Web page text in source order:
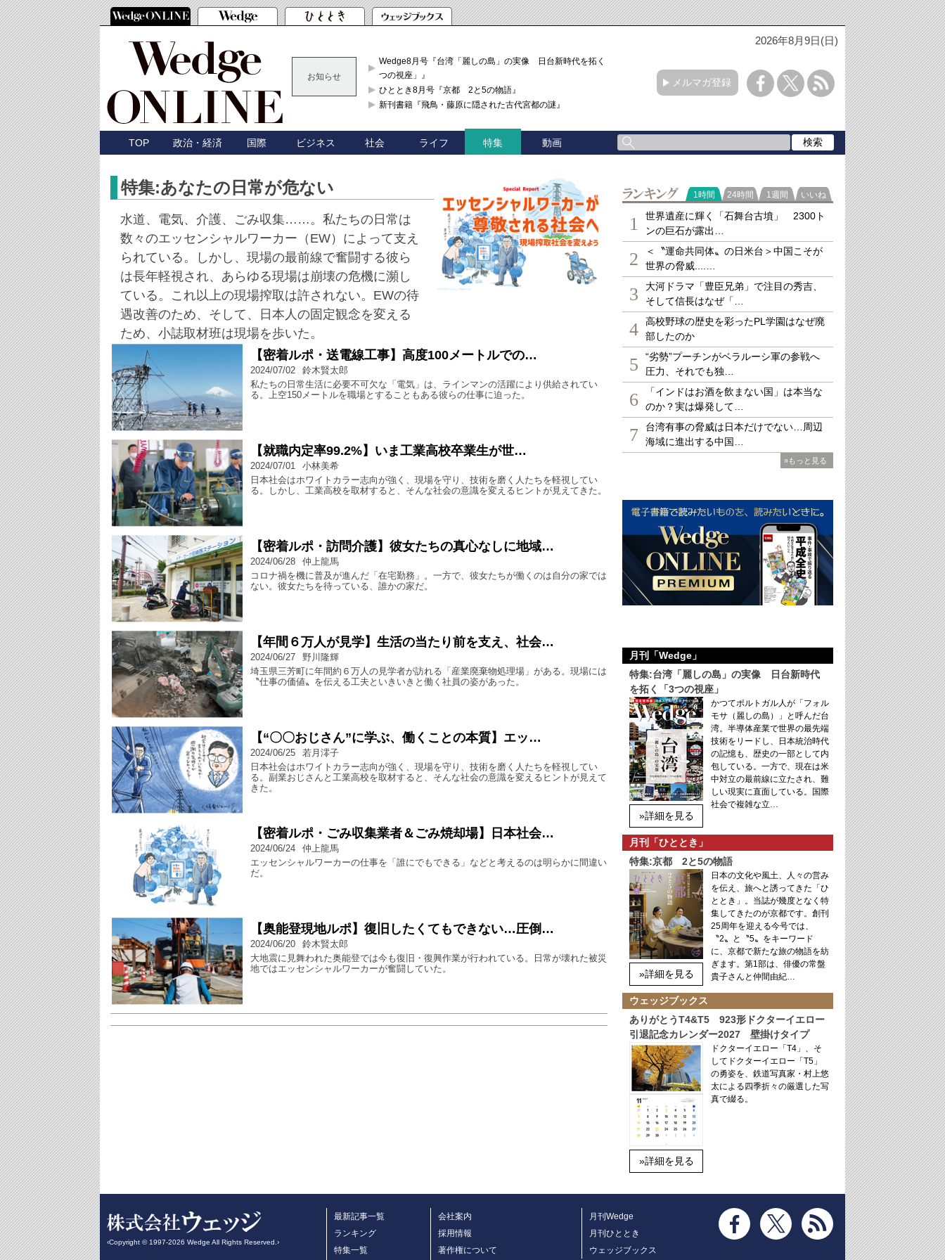
2026年8月9日(日)
お知らせ
Wedge8月号『台湾「麗しの島」の実像 日台新時代を拓く「3
つの視座」』
ひととき8月号『京都 2と5の物語』
新刊書籍『飛鳥・藤原に隠された古代宮都の謎』
メルマガ登録
TOP 政治・経済 国際 ビジネス 社会 ライフ 特集 動画
特集:あなたの日常が危ない
水道、電気、介護、ごみ収集……。私たちの日常は
数々のエッセンシャルワーカー（EW）によって支え
られている。しかし、現場の最前線で奮闘する彼ら
は長年軽視され、あらゆる現場は崩壊の危機に瀕し
ている。これ以上の現場搾取は許されない。EWの待
遇改善のため、そして、日本人の固定観念を変える
ため、小誌取材班は現場を歩いた。
【密着ルポ・送電線工事】高度100メートルでの…
2024/07/02
鈴木賢太郎
私たちの日常生活に必要不可欠な「電気」は、ラインマンの活躍により供給されてい
る。上空150メートルを職場とすることもある彼らの仕事に迫った。
【就職内定率99.2%】いま工業高校卒業生が世…
2024/07/01
小林美希
日本社会はホワイトカラー志向が強く、現場を守り、技術を磨く人たちを軽視してい
る。しかし、工業高校を取材すると、そんな社会の意識を変えるヒントが見えてきた。
【密着ルポ・訪問介護】彼女たちの真心なしに地域…
2024/06/28
仲上龍馬
コロナ禍を機に普及が進んだ「在宅勤務」。一方で、彼女たちが働くのは自分の家では
ない。彼女たちを待っている、誰かの家だ。
【年間６万人が見学】生活の当たり前を支え、社会…
2024/06/27
野川隆輝
埼玉県三芳町に年間約６万人の見学者が訪れる「産業廃棄物処理場」がある。現場には
〝仕事の価値〟を伝える工夫といきいきと働く社員の姿があった。
【“〇〇おじさん”に学ぶ、働くことの本質】エッ…
2024/06/25
若月澪子
日本社会はホワイトカラー志向が強く、現場を守り、技術を磨く人たちを軽視してい
る。副業おじさんと工業高校を取材すると、そんな社会の意識を変えるヒントが見えて
きた。
【密着ルポ・ごみ収集業者＆ごみ焼却場】日本社会…
2024/06/24
仲上龍馬
エッセンシャルワーカーの仕事を「誰にでもできる」などと考えるのは明らかに間違い
だ。
【奥能登現地ルポ】復旧したくてもできない…圧倒…
2024/06/20
鈴木賢太郎
大地震に見舞われた奥能登では今も復旧・復興作業が行われている。日常が壊れた被災
地ではエッセンシャルワーカーが奮闘していた。
ランキング
1時間 24時間 1週間 いいね
1
世界遺産に輝く「石舞台古墳」 2300ト
ンの巨石が露出…
2
＜〝運命共同体〟の日米台＞中国こそが
世界の脅威....…
3
大河ドラマ「豊臣兄弟」で注目の秀吉、
そして信長はなぜ「…
4
高校野球の歴史を彩ったPL学園はなぜ廃
部したのか
5
“劣勢”プーチンがベラルーシ軍の参戦へ
圧力、それでも独…
6
「インドはお酒を飲まない国」は本当な
のか？実は爆発して…
7
台湾有事の脅威は日本だけでない…周辺
海域に進出する中国…
»もっと見る
月刊「Wedge」
特集:台湾「麗しの島」の実像 日台新時代
を拓く「3つの視座」
»詳細を見る
かつてポルトガル人が「フォル
モサ（麗しの島）」と呼んだ台
湾。半導体産業で世界の最先端
技術をリードし、日本統治時代
の記憶も、歴史の一部として内
包している。一方で、現在は米
中対立の最前線に立たされ、難
しい現実に直面している。国際
社会で複雑な立…
月刊「ひととき」
特集:京都 2と5の物語
»詳細を見る
日本の文化や風土、人々の営み
を伝え、旅へと誘ってきた「ひ
ととき」。当誌が幾度となく特
集してきたのが京都です。創刊
25周年を迎える今号では、
〝2〟と〝5〟をキーワード
に、京都で新たな旅の物語を紡
ぎます。第1部は、俳優の常盤
貴子さんと仲間由紀…
ウェッジブックス
ありがとうT4&T5 923形ドクターイエロー
引退記念カレンダー2027 壁掛けタイプ
»詳細を見る
ドクターイエロー「T4」、そ
してドクターイエロー「T5」
の勇姿を、鉄道写真家・村上悠
太による四季折々の厳選した写
真で綴る。
‹Copyright © 1997-2026 Wedge All Rights Reserved.›
最新記事一覧
ランキング
特集一覧
会社案内
採用情報
著作権について
月刊Wedge
月刊ひととき
ウェッジブックス